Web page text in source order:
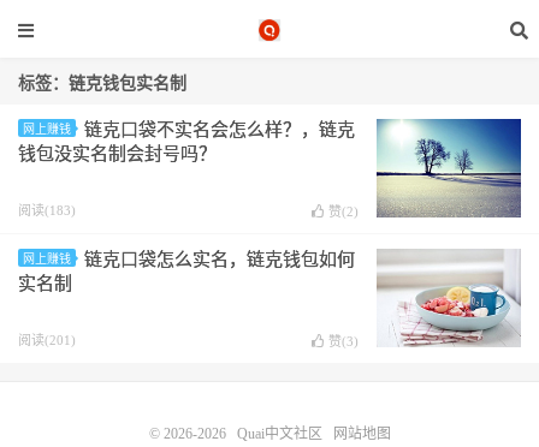
标签：链克钱包实名制
网上赚钱
链克口袋不实名会怎么样？，链克
钱包没实名制会封号吗？
阅读(183) 赞(2)
网上赚钱
链克口袋怎么实名，链克钱包如何
实名制
阅读(201) 赞(3)
© 2026-2026 Quai中文社区 网站地图